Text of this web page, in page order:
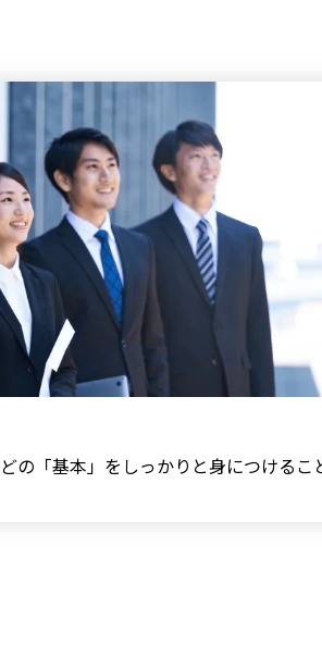
の「基本」をしっかりと身につけるこ